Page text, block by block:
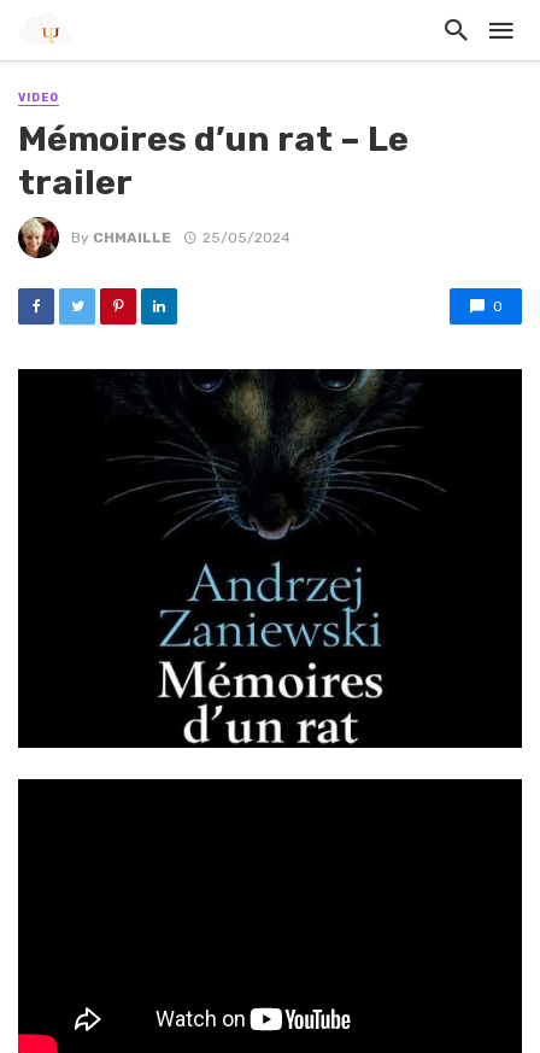
VIDEO
Mémoires d’un rat – Le
trailer
By CHMAILLE 25/05/2024
0